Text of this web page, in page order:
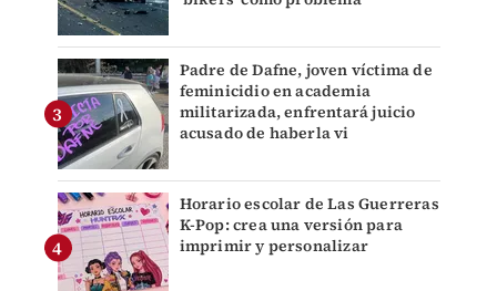
Padre de Dafne, joven víctima de
feminicidio en academia
militarizada, enfrentará juicio
acusado de haberla vi
Horario escolar de Las Guerreras
K-Pop: crea una versión para
imprimir y personalizar